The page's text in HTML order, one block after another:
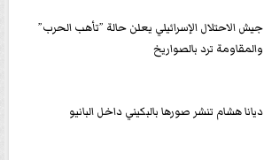
جيش الاحتلال الإسرائيلي يعلن حالة ”تأهب الحرب”
والمقاومة ترد بالصواريخ
ديانا هشام تنشر صورها بالبكيني داخل البانيو